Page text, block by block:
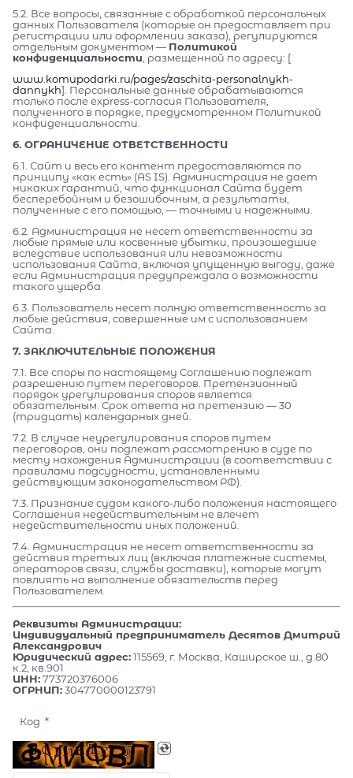
5.2. Все вопросы, связанные с обработкой персональных
данных Пользователя (которые он предоставляет при
регистрации или оформлении заказа), регулируются
отдельным документом — Политикой
конфиденциальности, размещенной по адресу: [
www.komupodarki.ru/pages/zaschita-personalnykh-
dannykh]. Персональные данные обрабатываются
только после express-согласия Пользователя,
полученного в порядке, предусмотренном Политикой
конфиденциальности.
6. ОГРАНИЧЕНИЕ ОТВЕТСТВЕННОСТИ
6.1. Сайт и весь его контент предоставляются по
принципу «как есть» (AS IS). Администрация не дает
никаких гарантий, что функционал Сайта будет
бесперебойным и безошибочным, а результаты,
полученные с его помощью, — точными и надежными.
6.2. Администрация не несет ответственности за
любые прямые или косвенные убытки, произошедшие
вследствие использования или невозможности
использования Сайта, включая упущенную выгоду, даже
если Администрация предупреждала о возможности
такого ущерба.
6.3. Пользователь несет полную ответственность за
любые действия, совершенные им с использованием
Сайта.
7. ЗАКЛЮЧИТЕЛЬНЫЕ ПОЛОЖЕНИЯ
7.1. Все споры по настоящему Соглашению подлежат
разрешению путем переговоров. Претензионный
порядок урегулирования споров является
обязательным. Срок ответа на претензию — 30
(тридцать) календарных дней.
7.2. В случае неурегулирования споров путем
переговоров, они подлежат рассмотрению в суде по
месту нахождения Администрации (в соответствии с
правилами подсудности, установленными
действующим законодательством РФ).
7.3. Признание судом какого-либо положения настоящего
Соглашения недействительным не влечет
недействительности иных положений.
7.4. Администрация не несет ответственности за
действия третьих лиц (включая платежные системы,
операторов связи, службы доставки), которые могут
повлиять на выполнение обязательств перед
Пользователем.
Реквизиты Администрации:
Индивидуальный предприниматель Десятов Дмитрий
Александрович
Юридический адрес:115569, г. Москва, Каширское ш., д.80
к.2, кв.901
ИНН:773720376006
ОГРНИП:304770000123791
Код